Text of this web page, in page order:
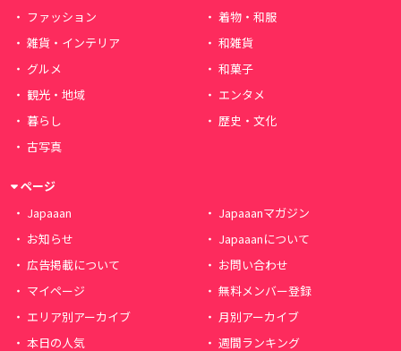
ファッション
着物・和服
雑貨・インテリア
和雑貨
グルメ
和菓子
観光・地域
エンタメ
暮らし
歴史・文化
古写真
ページ
Japaaan
Japaaanマガジン
お知らせ
Japaaanについて
広告掲載について
お問い合わせ
マイページ
無料メンバー登録
エリア別アーカイブ
月別アーカイブ
本日の人気
週間ランキング